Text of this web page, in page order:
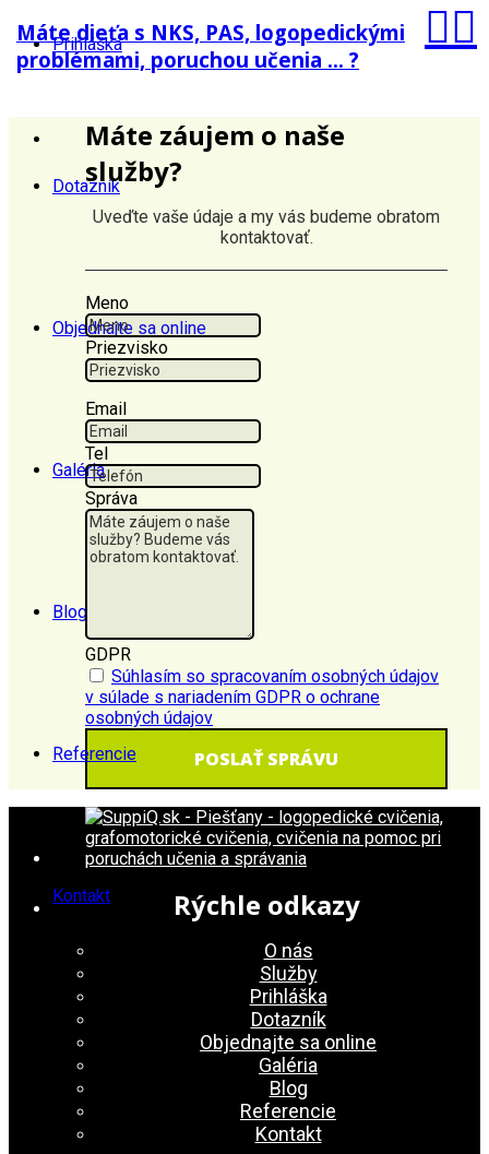
Prihláška
Dotazník
Objednajte sa online
Galéria
Blog
Referencie
Kontakt
Máte dieťa s NKS, PAS, logopedickými
problémami, poruchou učenia … ?
Máte záujem o naše
služby?
Uveďte vaše údaje a my vás budeme obratom
kontaktovať.
Meno
Priezvisko
Email
Tel
Správa
GDPR
Súhlasím so spracovaním osobných údajov
v súlade s nariadením GDPR o ochrane
osobných údajov
Rýchle odkazy
O nás
Služby
Prihláška
Dotazník
Objednajte sa online
Galéria
Blog
Referencie
Kontakt